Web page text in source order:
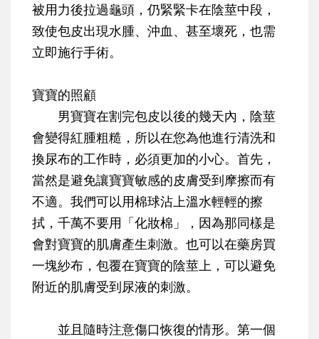
被用力後拉過龜頭，仍緊緊卡在陰莖中段，
致使包皮出現水腫、沖血、甚至壞死，也需
立即施行手術。
寶寶的照顧
男寶寶在割完包皮以後的幾天內，陰莖
會變得紅腫粗糙，所以在您為他進行清洗和
換尿布的工作時，必須更加的小心。首先，
當然是避免讓寶寶敏感的皮膚受到摩擦而有
不適。我們可以用棉球沾上溫水輕輕的擦
拭，千萬不要用「化妝棉」，因為那同樣是
會對寶寶的肌膚產生刺激。也可以在藥房買
一塊紗布，包覆在寶寶的陰莖上，可以避免
附近的肌膚受到尿液的刺激。
並且隨時注意傷口恢復的情形。第一個